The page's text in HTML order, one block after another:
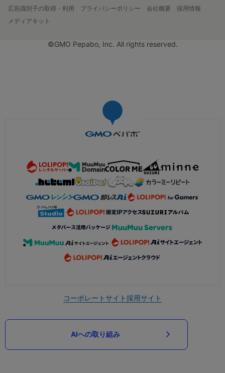
広告識別子の取得・利用
プライバシーポリシー 会社概要
採用情報
メディアキット
©GMO Pepabo, Inc. All rights reserved.
コーポレートサイト採用サイト
AIへの取り組み